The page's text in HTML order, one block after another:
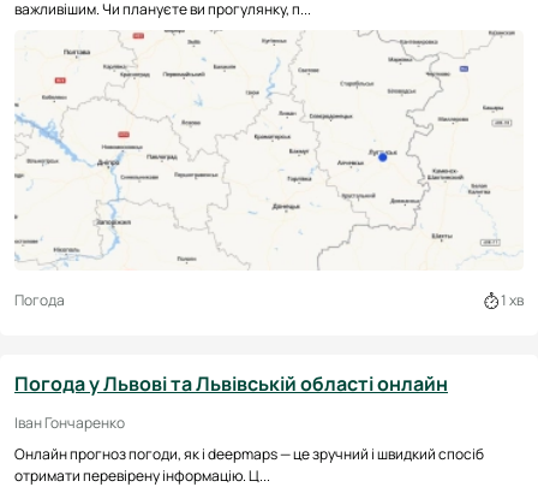
важливішим. Чи плануєте ви прогулянку, п...
Погода 1 хв
Погода у Львові та Львівській області онлайн
Іван Гончаренко
Онлайн прогноз погоди, як і deepmaps — це зручний і швидкий спосіб
отримати перевірену інформацію. Ц...